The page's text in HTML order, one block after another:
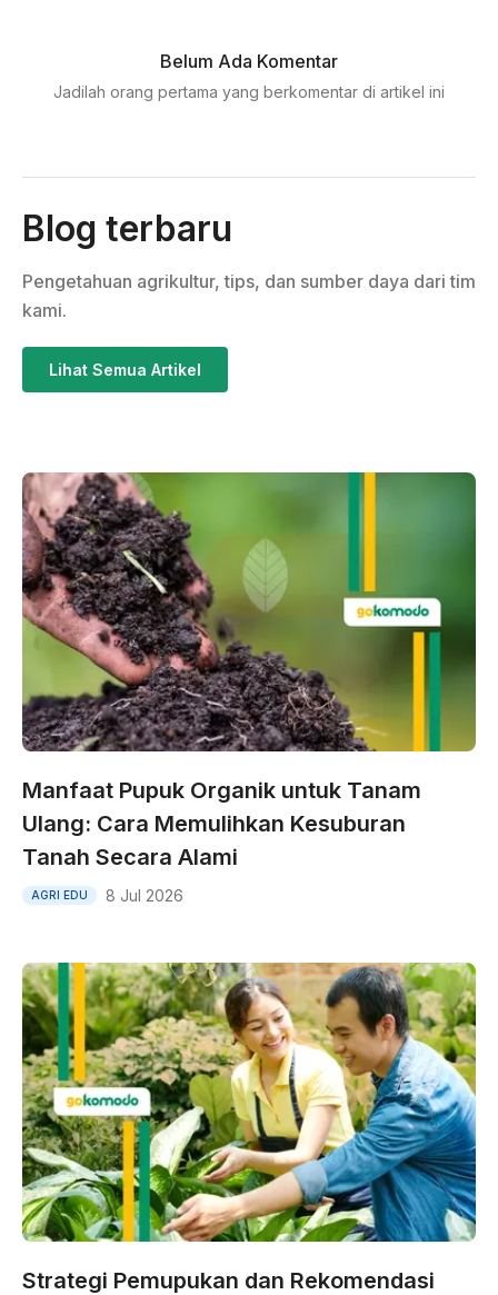
Belum Ada Komentar
Jadilah orang pertama yang berkomentar di artikel ini
Blog terbaru
Pengetahuan agrikultur, tips, dan sumber daya dari tim
kami.
Lihat Semua Artikel
Manfaat Pupuk Organik untuk Tanam
Ulang: Cara Memulihkan Kesuburan
Tanah Secara Alami
AGRI EDU 8 Jul 2026
Strategi Pemupukan dan Rekomendasi